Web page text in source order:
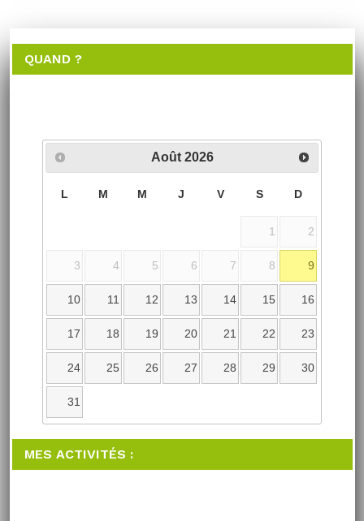
QUAND ?
Août 2026
L M M J V S D
1 2
3 4 5 6 7 8 9
10 11 12 13 14 15 16
17 18 19 20 21 22 23
24 25 26 27 28 29 30
31
MES ACTIVITÉS :